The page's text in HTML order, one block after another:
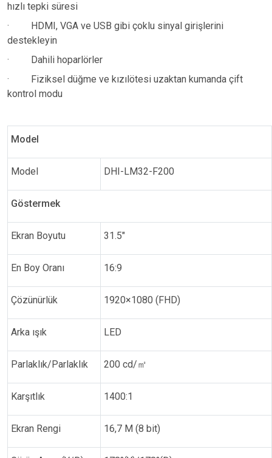
hızlı tepki süresi
·
HDMI, VGA ve USB gibi çoklu sinyal girişlerini
destekleyin
·
Dahili hoparlörler
·
Fiziksel düğme ve kızılötesi uzaktan kumanda çift
kontrol modu
Model
Model DHI-LM32-F200
Göstermek
Ekran Boyutu 31.5"
En Boy Oranı 16:9
Çözünürlük 1920×1080 (FHD)
Arka ışık LED
Parlaklık/Parlaklık 200 cd/㎡
Karşıtlık 1400:1
Ekran Rengi 16,7 M (8 bit)